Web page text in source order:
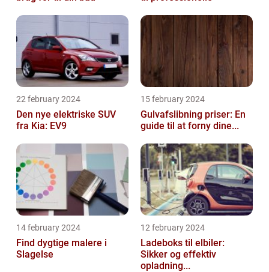
22 february 2024
Den nye elektriske SUV
fra Kia: EV9
15 february 2024
Gulvafslibning priser: En
guide til at forny dine...
14 february 2024
Find dygtige malere i
Slagelse
12 february 2024
Ladeboks til elbiler:
Sikker og effektiv
opladning...